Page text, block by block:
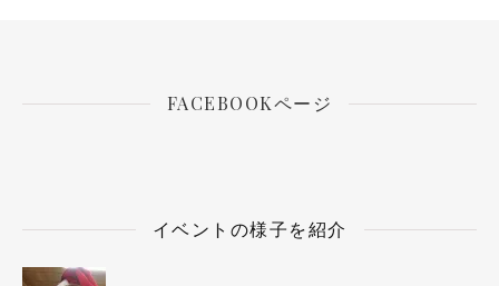
FACEBOOKページ
イベントの様子を紹介